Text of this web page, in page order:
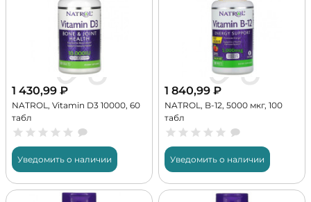
1 430,99 ₽
NATROL, Vitamin D3 10000, 60
табл
Уведомить о наличии
1 840,99 ₽
NATROL, B-12, 5000 мкг, 100
табл
Уведомить о наличии